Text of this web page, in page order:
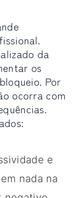
da
os
Por
ocorra com
e
nada na